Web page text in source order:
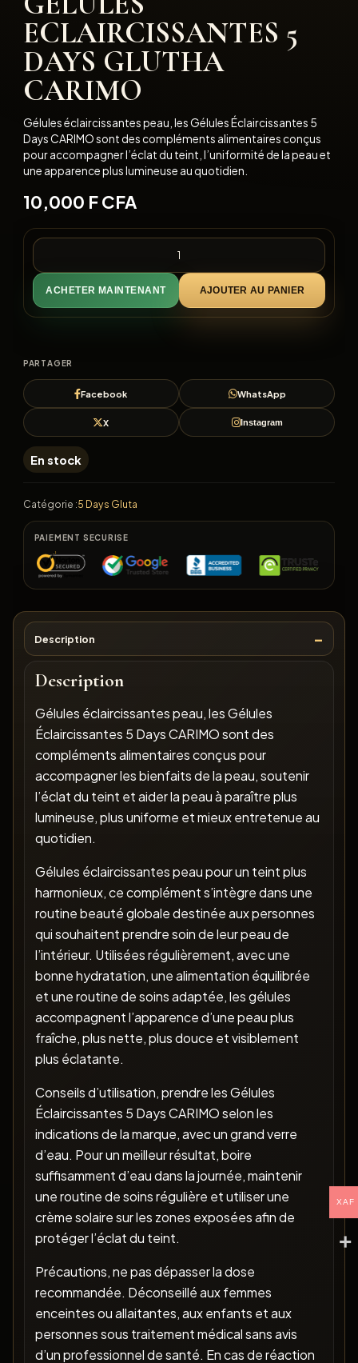
ECLAIRCISSANTES 5
DAYS GLUTHA
CARIMO
10,000 F CFA
Gélules éclaircissantes peau, les Gélules Éclaircissantes 5
Days CARIMO sont des compléments alimentaires conçus
pour accompagner l’éclat du teint, l’uniformité de la peau et
une apparence plus lumineuse au quotidien.
AJOUTER AU PANIER
ACHETER MAINTENANT
PARTAGER
Facebook WhatsApp
X Instagram
En stock
Catégorie :5 Days Gluta
PAIEMENT SECURISE
Description
Description
Gélules éclaircissantes peau, les Gélules
Éclaircissantes 5 Days CARIMO sont des
compléments alimentaires conçus pour
accompagner les bienfaits de la peau, soutenir
l’éclat du teint et aider la peau à paraître plus
lumineuse, plus uniforme et mieux entretenue au
quotidien.
Gélules éclaircissantes peau pour un teint plus
harmonieux, ce complément s’intègre dans une
routine beauté globale destinée aux personnes
qui souhaitent prendre soin de leur peau de
l’intérieur. Utilisées régulièrement, avec une
bonne hydratation, une alimentation équilibrée
et une routine de soins adaptée, les gélules
accompagnent l’apparence d’une peau plus
fraîche, plus nette, plus douce et visiblement
plus éclatante.
Conseils d’utilisation, prendre les Gélules
Éclaircissantes 5 Days CARIMO selon les
indications de la marque, avec un grand verre
d’eau. Pour un meilleur résultat, boire
suffisamment d’eau dans la journée, maintenir
une routine de soins régulière et utiliser une
crème solaire sur les zones exposées afin de
protéger l’éclat du teint.
Précautions, ne pas dépasser la dose
recommandée. Déconseillé aux femmes
enceintes ou allaitantes, aux enfants et aux
personnes sous traitement médical sans avis
d’un professionnel de santé. En cas de réaction
XAF